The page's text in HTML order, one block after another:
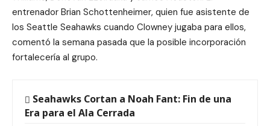
entrenador Brian Schottenheimer, quien fue asistente de
los Seattle Seahawks cuando Clowney jugaba para ellos,
comentó la semana pasada que la posible incorporación
fortalecería al grupo.
Seahawks Cortan a Noah Fant: Fin de una
Era para el Ala Cerrada